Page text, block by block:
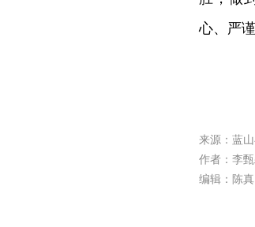
心、严
来源：蓝
作者：李
编辑：陈真